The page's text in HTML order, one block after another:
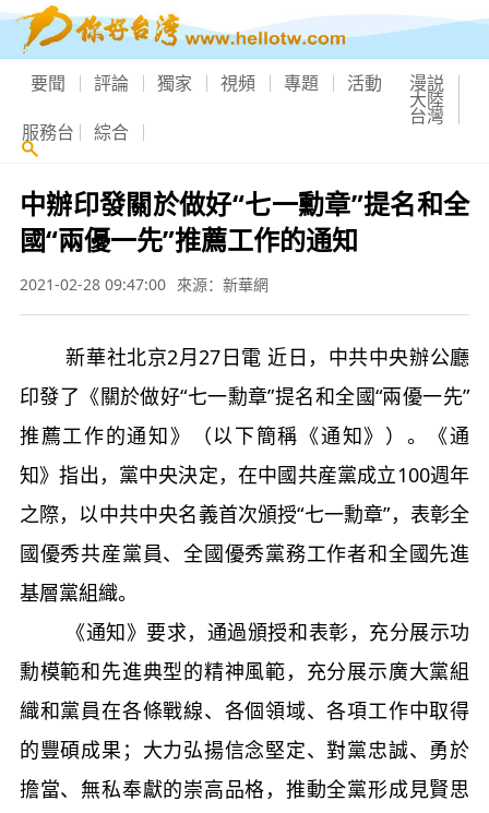
要聞 評論 獨家 視頻 專題 活動 漫説
大陸
台灣
服務台 綜合
中辦印發關於做好“七一勳章”提名和全
國“兩優一先”推薦工作的通知
2021-02-28 09:47:00 來源：新華網
新華社北京2月27日電 近日，中共中央辦公廳
印發了《關於做好“七一勳章”提名和全國“兩優一先”
推薦工作的通知》（以下簡稱《通知》）。《通
知》指出，黨中央決定，在中國共産黨成立100週年
之際，以中共中央名義首次頒授“七一勳章”，表彰全
國優秀共産黨員、全國優秀黨務工作者和全國先進
基層黨組織。
《通知》要求，通過頒授和表彰，充分展示功
勳模範和先進典型的精神風範，充分展示廣大黨組
織和黨員在各條戰線、各個領域、各項工作中取得
的豐碩成果；大力弘揚信念堅定、對黨忠誠、勇於
擔當、無私奉獻的崇高品格，推動全黨形成見賢思